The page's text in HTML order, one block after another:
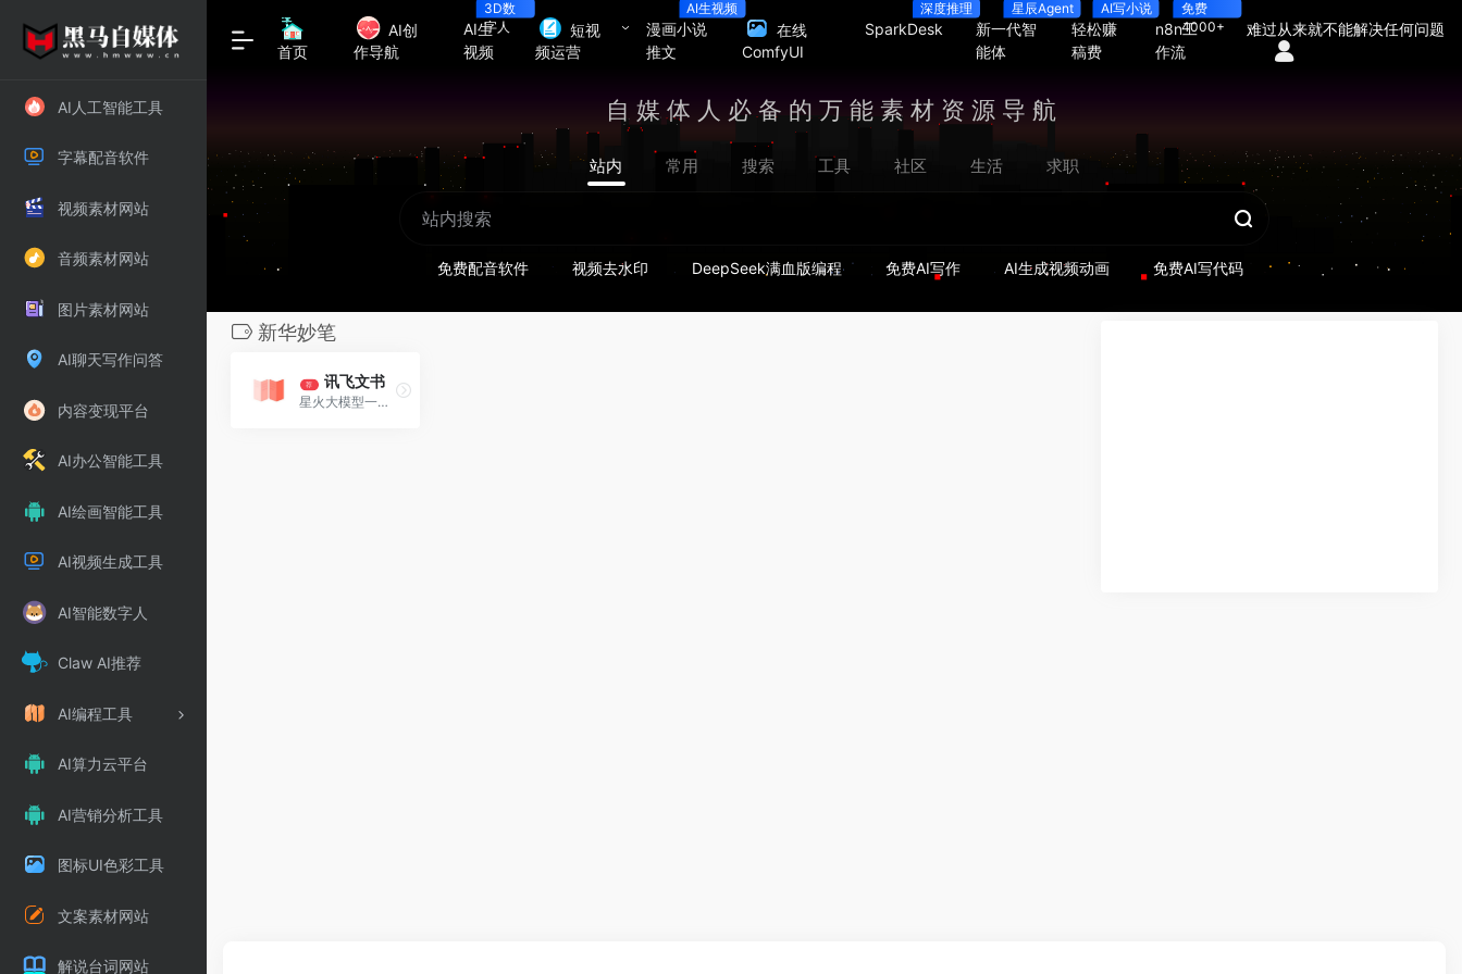
AI人工智能工具
字幕配音软件
视频素材网站
音频素材网站
图片素材网站
AI聊天写作问答
内容变现平台
AI办公智能工具
AI绘画智能工具
AI视频生成工具
AI智能数字人
Claw AI推荐
AI编程工具
AI算力云平台
AI营销分析工具
图标UI色彩工具
文案素材网站
解说台词网站
首页
AI创
作导航
AI生
视频
3D数
字人
短视
频运营
漫画小说
推文
AI生视频
在线
ComfyUI
SparkDesk
深度推理
新一代智
能体
星辰Agent
轻松赚
稿费
AI写小说
n8n工
作流
免费
4000+
难过从来就不能解决任何问题
自媒体人必备的万能素材资源导航
站内 常用 搜索 工具 社区 生活 求职
免费配音软件 视频去水印 DeepSeek满血版编程 免费AI写作 AI生成视频动画 免费AI写代码
新华妙笔
荐 讯飞文书
星火大模型一键生成办公文书